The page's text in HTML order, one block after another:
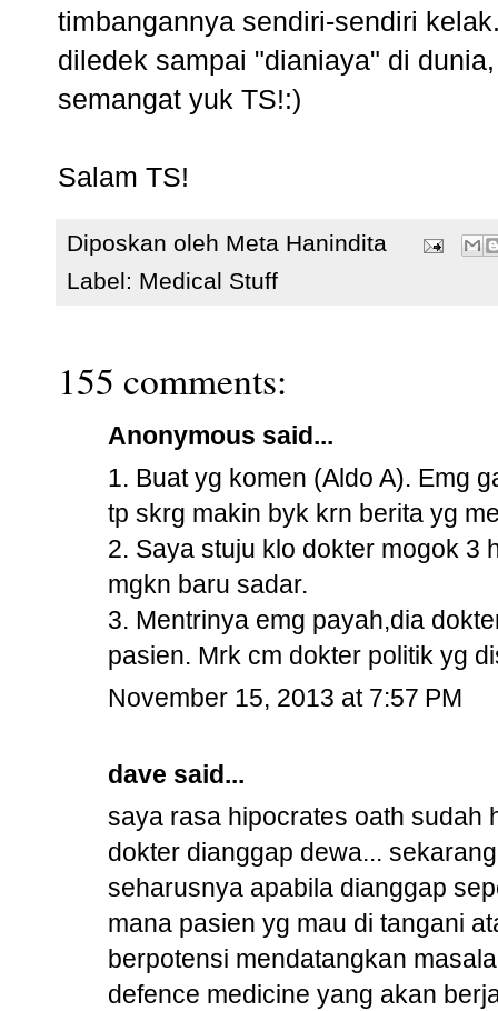
timbangannya sendiri-sendiri
diledek sampai "dianiaya" di
semangat yuk TS!:)
Salam TS!
Diposkan oleh Meta Hanindita
Label: Medical Stuff
155 comments:
Anonymous said...
1. Buat yg komen (Aldo A). Emg
tp skrg makin byk krn berita yg
2. Saya stuju klo dokter mogok 3
mgkn baru sadar.
3. Mentrinya emg payah,dia
pasien. Mrk cm dokter politik yg
November 15, 2013 at 7:57 PM
dave said...
saya rasa hipocrates oath sudah
dokter dianggap dewa...
seharusnya apabila dianggap
mana pasien yg mau di tangani
berpotensi mendatangkan
defence medicine yang akan